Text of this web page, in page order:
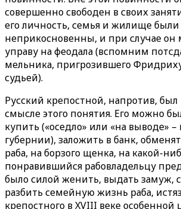
совершенно свободен в своих
его личность, семья и жилище были
неприкосновенны, и при случае он
управу на феодала (вспомним
мельника, пригрозившего
судьей).
Русский крепостной, напротив,
смысле этого понятия. Его можно
купить («оседло» или «на выводе» –
губернии), заложить в банк,
раба, на борзого щенка, на какой-
понравившийся рабовладельцу
было силой женить, выдать замуж,
разбить семейную жизнь раба,
крепостного в XVIII веке особенной